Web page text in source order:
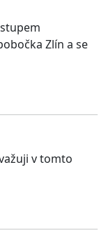
Zlín a se
v tomto